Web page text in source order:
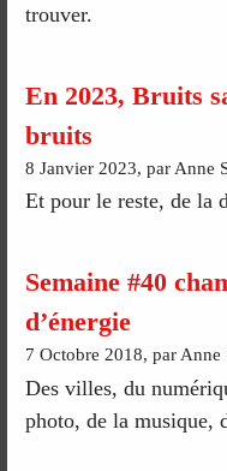
trouver.
En 2023, Bruits
bruits
8 Janvier 2023, par Anne
Et pour le reste, de la
Semaine #40
d’énergie
7 Octobre 2018, par Anne
Des villes, du
photo, de la musique,